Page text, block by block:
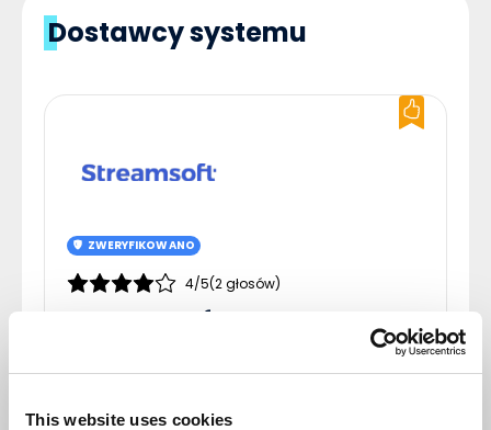
This website uses cookies
Dostawcy systemu
ZWERYFIKOWANO
4/5(2 głosów)
Streamsoft
Zobacz Profil